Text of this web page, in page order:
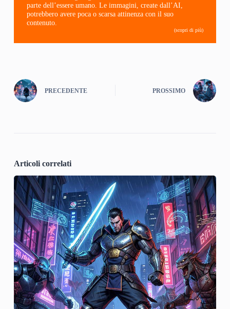
parte dell’essere umano. Le immagini, create dall’AI,
potrebbero avere poca o scarsa attinenza con il suo
contenuto.
(scopri di più)
PRECEDENTE PROSSIMO
Articoli correlati